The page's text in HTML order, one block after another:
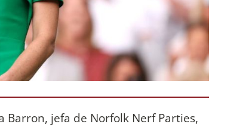
Barron, jefa de Norfolk Nerf Parties,